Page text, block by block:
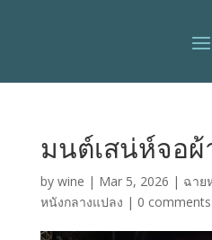
มนต์เสน่ห์จอผ้
by wine | Mar 5, 2026 | ฉาย
หนังกลางแปลง | 0 comments